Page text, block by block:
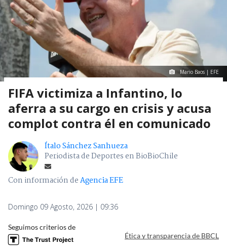
Mario Baos | EFE
FIFA victimiza a Infantino, lo
aferra a su cargo en crisis y acusa
complot contra él en comunicado
Ítalo Sánchez Sanhueza
Periodista de Deportes en BioBioChile
Con información deAgencia EFE
Domingo 09 Agosto, 2026 | 09:36
Seguimos criterios de
Ética y transparencia de BBCL